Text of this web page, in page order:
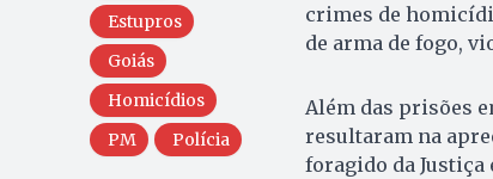
Estupros
Goiás
Homicídios
PM
Polícia
crimes de
de arma de fogo,
Além das prisões
resultaram na
foragido da Justiça